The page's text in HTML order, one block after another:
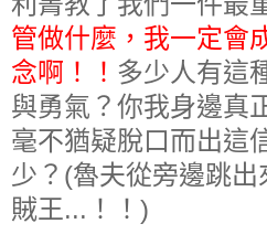
管做什麼，我一定會
念啊！！ 多少人有這
與勇氣？你我身邊真
毫不猶疑脫口而出這
少？(魯夫從旁邊跳
賊王...！！)